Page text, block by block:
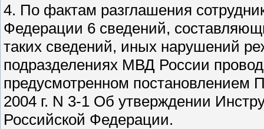
4. По фактам разглашения
Федерации 6 сведений,
таких сведений, иных нарушений
подразделениях МВД России
предусмотренном постановлением
2004 г. N 3-1 Об утверждении
Российской Федерации.